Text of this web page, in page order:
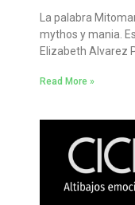
mythos y mania.
Elizabeth Alvarez
Read More »